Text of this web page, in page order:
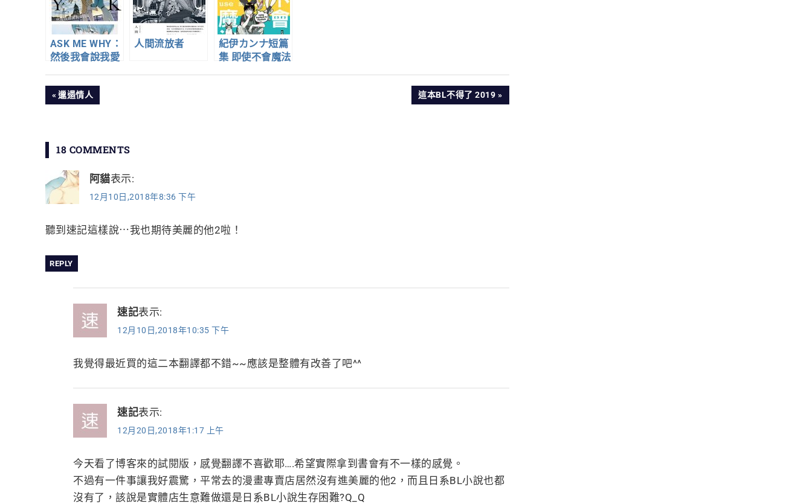
ASK ME WHY：
然後我會說我愛
人間流放者
紀伊カンナ短篇
集 即使不會魔法
文
導
覽
PREVIOUS
邋遢情人
NEXT
這本BL不得了 2019
18 COMMENTS
阿貓表示:
12月10日,2018年8:36 下午
聽到速記這樣說⋯我也期待美麗的他2啦！
REPLY
速記表示:
12月10日,2018年10:35 下午
我覺得最近買的這二本翻譯都不錯~~應該是整體有改善了吧^^
速記表示:
12月20日,2018年1:17 上午
今天看了博客來的試閱版，感覺翻譯不喜歡耶….希望實際拿到書會有不一樣的感覺。
不過有一件事讓我好震驚，平常去的漫畫專賣店居然沒有進美麗的他2，而且日系BL小說也都
沒有了，該說是實體店生意難做還是日系BL小說生存困難?Q_Q